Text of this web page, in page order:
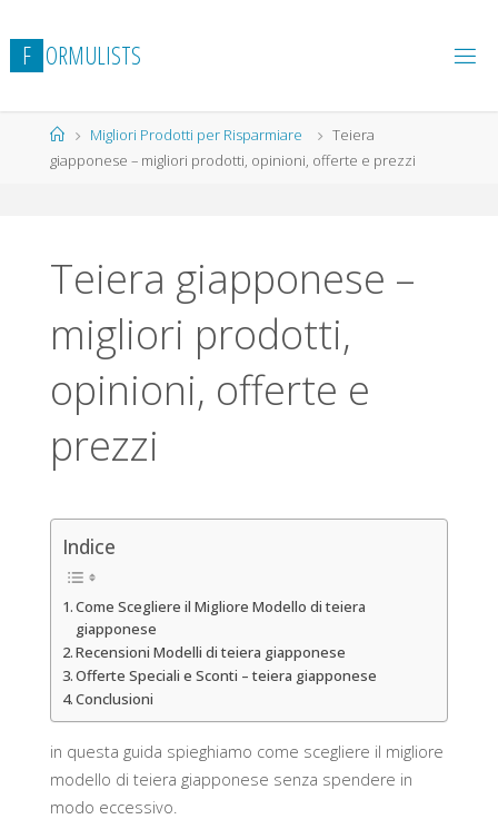
al
contenuto
F ORMULISTS
HomeMigliori Prodotti per Risparmiare
Teiera
giapponese – migliori prodotti, opinioni, offerte e prezzi
Teiera giapponese –
migliori prodotti,
opinioni, offerte e
prezzi
Indice
Come Scegliere il Migliore Modello di teiera
giapponese
Recensioni Modelli di teiera giapponese
Offerte Speciali e Sconti – teiera giapponese
Conclusioni
in questa guida spieghiamo come scegliere il migliore
modello di teiera giapponese senza spendere in
modo eccessivo.